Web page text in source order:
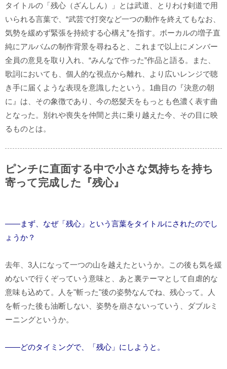
タイトルの「残心（ざんしん）」とは武道、とりわけ剣道で用
いられる言葉で、“武芸で打突など一つの動作を終えてもなお、
気勢を緩めず緊張を持続する心構え”を指す。ボーカルの増子直
純にアルバムの制作背景を尋ねると、これまで以上にメンバー
全員の意見を取り入れ、“みんなで作った”作品と語る。また、
歌詞においても、個人的な視点から離れ、より広いレンジで聴
き手に届くような表現を意識したという。1曲目の『決意の朝
に』は、その象徴であり、今の怒髪天をもっとも色濃く表す曲
となった。別れや喪失を仲間と共に乗り越えた今、その目に映
るものとは。
ピンチに直面する中で小さな気持ちを持ち
寄って完成した『残心』
――まず、なぜ「残心」という言葉をタイトルにされたのでし
ょうか？
去年、3人になって一つの山を越えたというか。この後も気を緩
めないで行くぞっていう意味と、あと裏テーマとして自虐的な
意味も込めて。人を"斬った"後の姿勢なんでね、残心って。人
を斬った後も油断しない、姿勢を崩さないっていう、ダブルミ
ーニングというか。
――どのタイミングで、「残心」にしようと。